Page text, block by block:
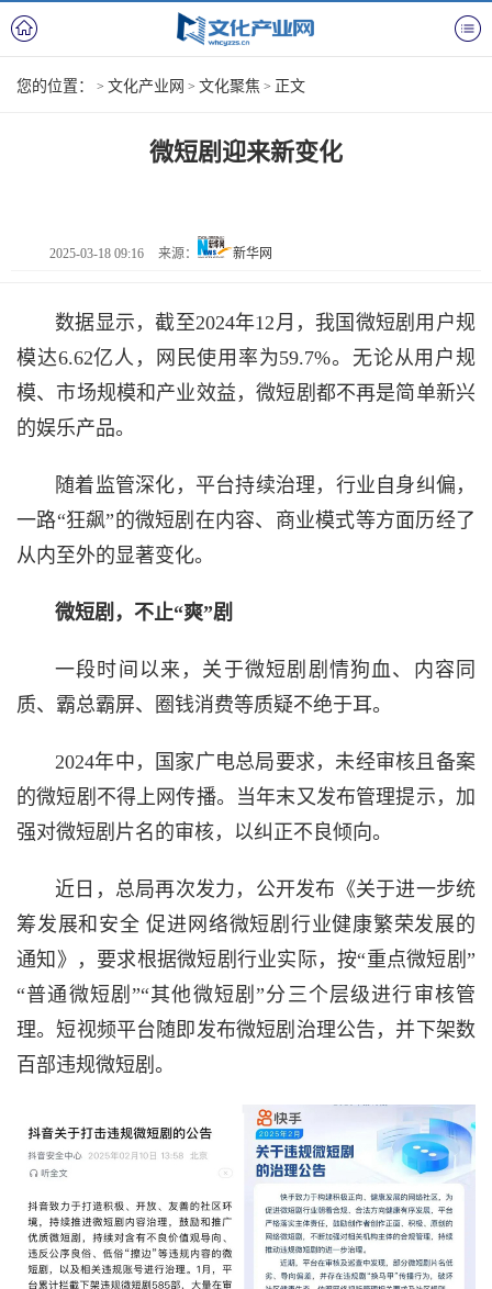
您的位置： > 文化产业网 > 文化聚焦 > 正文
微短剧迎来新变化
2025-03-18 09:16 来源： 新华网
数据显示，截至2024年12月，我国微短剧用户规
模达6.62亿人，网民使用率为59.7%。无论从用户规
模、市场规模和产业效益，微短剧都不再是简单新兴
的娱乐产品。
随着监管深化，平台持续治理，行业自身纠偏，
一路“狂飙”的微短剧在内容、商业模式等方面历经了
从内至外的显著变化。
微短剧，不止“爽”剧
一段时间以来，关于微短剧剧情狗血、内容同
质、霸总霸屏、圈钱消费等质疑不绝于耳。
2024年中，国家广电总局要求，未经审核且备案
的微短剧不得上网传播。当年末又发布管理提示，加
强对微短剧片名的审核，以纠正不良倾向。
近日，总局再次发力，公开发布《关于进一步统
筹发展和安全 促进网络微短剧行业健康繁荣发展的
通知》，要求根据微短剧行业实际，按“重点微短剧”
“普通微短剧”“其他微短剧”分三个层级进行审核管
理。短视频平台随即发布微短剧治理公告，并下架数
百部违规微短剧。